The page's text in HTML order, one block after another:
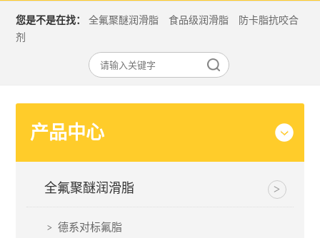
您是不是在找：全氟聚醚润滑脂 食品级润滑脂
防卡脂抗咬合
剂
产品中心
全氟聚醚润滑脂
德系对标氟脂